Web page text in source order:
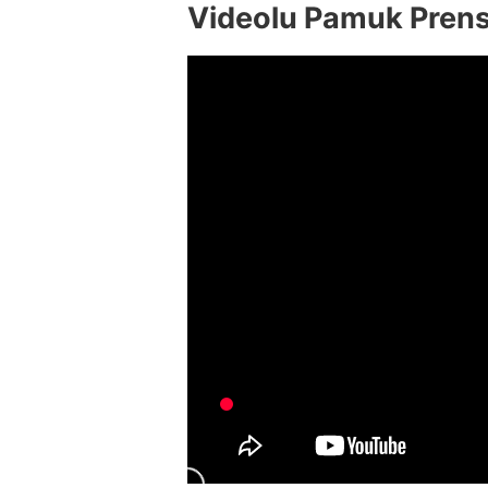
Videolu Pamuk